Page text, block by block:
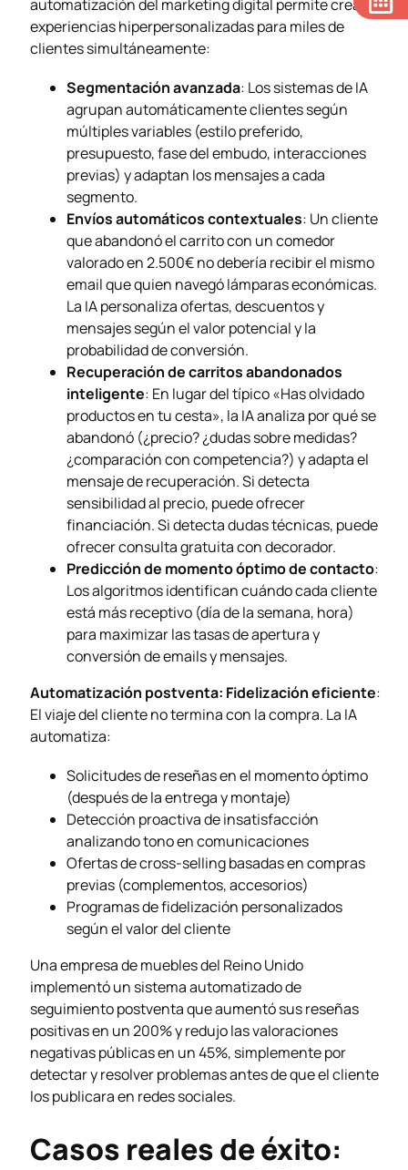
automatización del marketing digital permite crear
experiencias hiperpersonalizadas para miles de
clientes simultáneamente:
Segmentación avanzada: Los sistemas de IA
agrupan automáticamente clientes según
múltiples variables (estilo preferido,
presupuesto, fase del embudo, interacciones
previas) y adaptan los mensajes a cada
segmento.
Envíos automáticos contextuales: Un cliente
que abandonó el carrito con un comedor
valorado en 2.500€ no debería recibir el mismo
email que quien navegó lámparas económicas.
La IA personaliza ofertas, descuentos y
mensajes según el valor potencial y la
probabilidad de conversión.
Recuperación de carritos abandonados
inteligente: En lugar del típico «Has olvidado
productos en tu cesta», la IA analiza por qué se
abandonó (¿precio? ¿dudas sobre medidas?
¿comparación con competencia?) y adapta el
mensaje de recuperación. Si detecta
sensibilidad al precio, puede ofrecer
financiación. Si detecta dudas técnicas, puede
ofrecer consulta gratuita con decorador.
Predicción de momento óptimo de contacto:
Los algoritmos identifican cuándo cada cliente
está más receptivo (día de la semana, hora)
para maximizar las tasas de apertura y
conversión de emails y mensajes.
Automatización postventa: Fidelización eficiente:
El viaje del cliente no termina con la compra. La IA
automatiza:
Solicitudes de reseñas en el momento óptimo
(después de la entrega y montaje)
Detección proactiva de insatisfacción
analizando tono en comunicaciones
Ofertas de cross-selling basadas en compras
previas (complementos, accesorios)
Programas de fidelización personalizados
según el valor del cliente
Una empresa de muebles del Reino Unido
implementó un sistema automatizado de
seguimiento postventa que aumentó sus reseñas
positivas en un 200% y redujo las valoraciones
negativas públicas en un 45%, simplemente por
detectar y resolver problemas antes de que el cliente
los publicara en redes sociales.
Casos reales de éxito: